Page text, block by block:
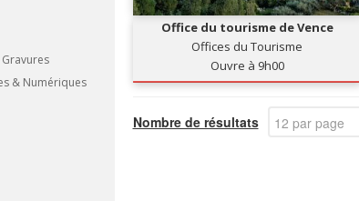
& Numériques
Office du tourisme de Vence
Offices du Tourisme
Ouvre à 9h00
Nombre de résultats 12 par page